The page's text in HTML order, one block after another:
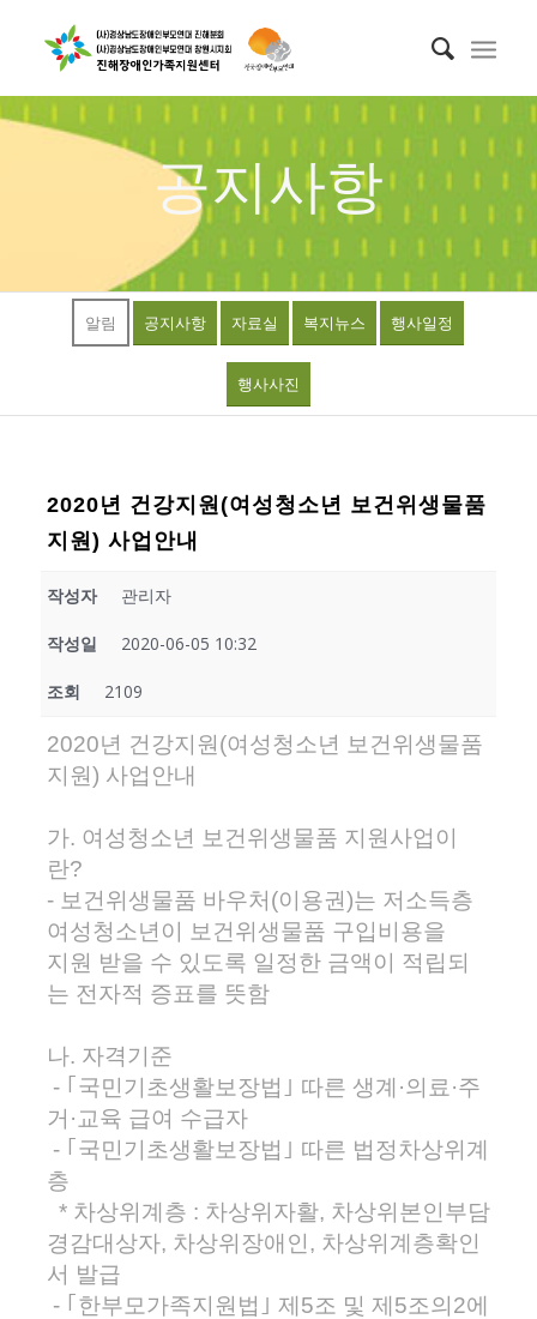
공지사항
알림 공지사항 자료실 복지뉴스 행사일정
행사사진
2020년 건강지원(여성청소년 보건위생물품
지원) 사업안내
작성자 관리자
작성일 2020-06-05 10:32
조회 2109
2020년 건강지원(여성청소년 보건위생물품
지원) 사업안내
가. 여성청소년 보건위생물품 지원사업이
란?
- 보건위생물품 바우처(이용권)는 저소득층
여성청소년이 보건위생물품 구입비용을
지원 받을 수 있도록 일정한 금액이 적립되
는 전자적 증표를 뜻함
나. 자격기준
- ｢국민기초생활보장법｣ 따른 생계·의료·주
거·교육 급여 수급자
- ｢국민기초생활보장법｣ 따른 법정차상위계
층
* 차상위계층 : 차상위자활, 차상위본인부담
경감대상자, 차상위장애인, 차상위계층확인
서 발급
- ｢한부모가족지원법｣ 제5조 및 제5조의2에